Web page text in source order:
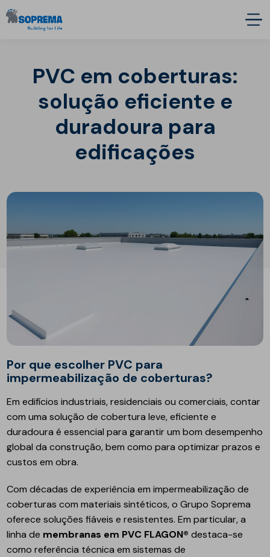
PVC em coberturas:
solução eficiente e
duradoura para
edificações
Por que escolher PVC para
impermeabilização de coberturas?
Em edifícios industriais, residenciais ou comerciais, contar
com uma solução de cobertura leve, eficiente e
duradoura é essencial para garantir um bom desempenho
global da construção, bem como para optimizar prazos e
custos em obra.
Com décadas de experiência em impermeabilização de
coberturas com materiais sintéticos, o Grupo Soprema
oferece soluções fiáveis e resistentes. Em particular, a
linha de membranas em PVC FLAGON® destaca-se
como referência técnica em sistemas de